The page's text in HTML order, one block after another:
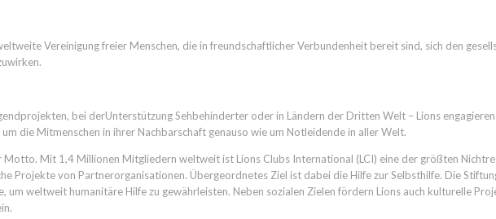
Vereinigung freier Menschen, die in freundschaftlicher Verbundenheit bereit sind, sich den
bei derUnterstützung Sehbehinderter oder in Ländern der Dritten Welt – Lions
die Mitmenschen in ihrer Nachbarschaft genauso wie um Notleidende in aller Welt.
Motto. Mit 1,4 Millionen Mitgliedern weltweit ist Lions Clubs International (LCI) eine der größten
Projekte von Partnerorganisationen. Übergeordnetes Ziel ist dabei die Hilfe zur Selbsthilfe. Die
um weltweit humanitäre Hilfe zu gewährleisten. Neben sozialen Zielen fördern Lions auch kulturelle